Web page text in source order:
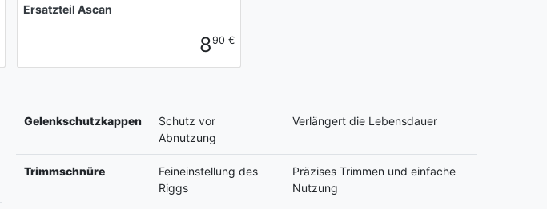
Ersatzteil Ascan
890 €
Gelenkschutzkappen
Schutz vor
Abnutzung
Verlängert die Lebensdauer
Trimmschnüre
Feineinstellung des
Riggs
Präzises Trimmen und einfache
Nutzung